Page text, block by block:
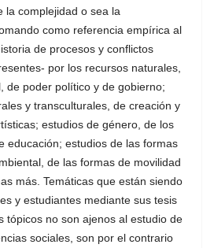
la complejidad o sea la
como referencia empírica al
de procesos y conflictos
por los recursos naturales,
de poder político y de gobierno;
y transculturales, de creación y
estudios de género, de los
educación; estudios de las formas
de las formas de movilidad
más. Temáticas que están siendo
y estudiantes mediante sus tesis
tópicos no son ajenos al estudio de
sociales, son por el contrario